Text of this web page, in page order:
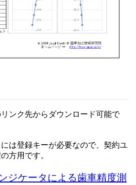
ンク先からダウンロード可能で
は登録キーが必要なので、契約ユ
方用です。
ジケータによる歯車精度測